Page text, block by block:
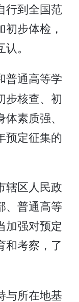
行到全国范
步体检，
。
普通高等学
步核查、初
素质强、
预定征集的
辖区人民政
、普通高等
加强对预定
和考察，了
与所在地基